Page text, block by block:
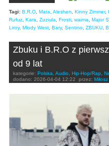
Tagi: B.R.O, Mata, Aleshen, Kinny Zimmer,
Rufuz, Kara, Zuziula, Frosti, waima, Major
Liroy, Młody West, Bary, Sentino, ZBUKU,
Zbuku i B.R.O z
od 9 lat
kategorie: Polska, Audio, Hip-Hop/Rap,
dodano: 2026-04-04 12:22 przez: Miłosz